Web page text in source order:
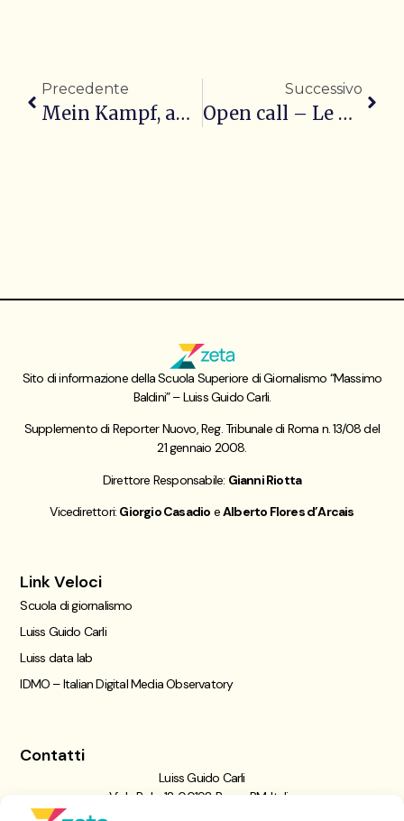
Precedente
Mein Kampf, anatomia critica di un’ideologia
Successivo
Open call – Le proposte grafiche
Sito di informazione della Scuola Superiore di Giornalismo “Massimo
Baldini” – Luiss Guido Carli.
Supplemento di Reporter Nuovo, Reg. Tribunale di Roma n. 13/08 del
21 gennaio 2008.
Direttore Responsabile: Gianni Riotta
Vicedirettori: Giorgio Casadio eAlberto Flores d’Arcais
Link Veloci
Scuola di giornalismo
Luiss Guido Carli
Luiss data lab
IDMO – Italian Digital Media Observatory
Contatti
Luiss Guido Carli
Viale Pola, 12, 00198 Roma RM, Italia